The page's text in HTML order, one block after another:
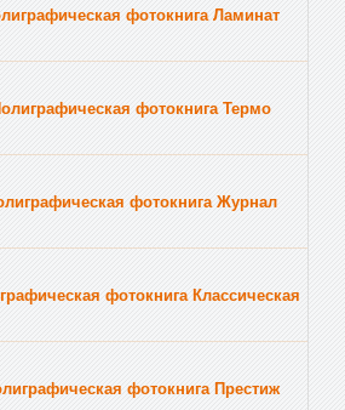
фотокнига Ламинат
фотокнига Термо
фотокнига Журнал
фотокнига Классическая
фотокнига Престиж